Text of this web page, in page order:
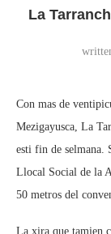
La
Con mas de
Mezigayusca, La
esti fin de selmana.
Llocal Social de la
50 metros del
La xira que tamien